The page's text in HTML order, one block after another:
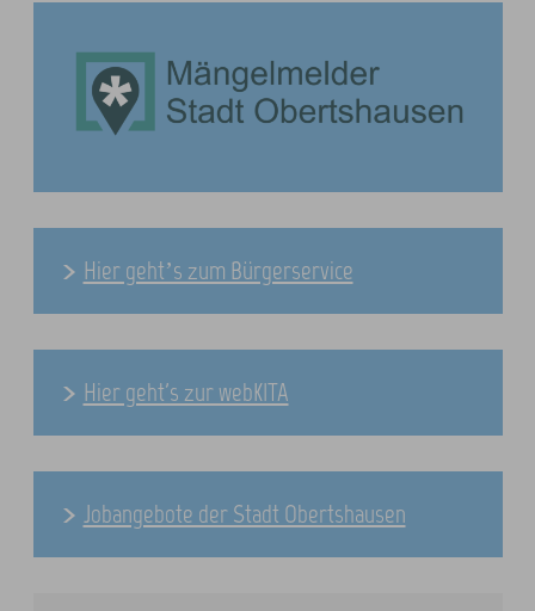
Hier geht’s zum Bürgerservice
Hier geht's zur webKITA
Jobangebote der Stadt Obertshausen